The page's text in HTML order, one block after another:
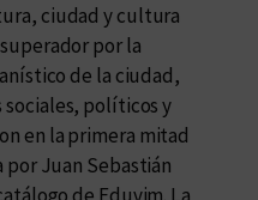
ciudad y cultura
por la
de la ciudad,
sociales, políticos y
en la primera mitad
por Juan Sebastián